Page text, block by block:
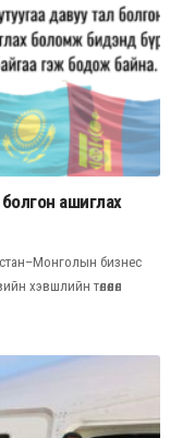
ашиглах
бизнес
хэвшлийн төлөөлөл